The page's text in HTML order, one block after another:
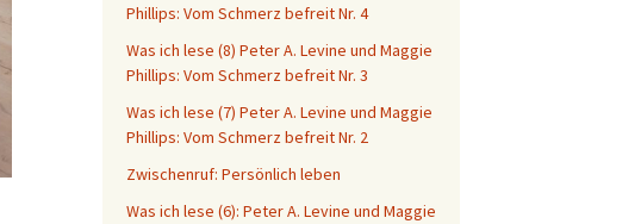
Phillips: Vom Schmerz befreit Nr. 4
Was ich lese (8) Peter A. Levine und Maggie
Phillips: Vom Schmerz befreit Nr. 3
Was ich lese (7) Peter A. Levine und Maggie
Phillips: Vom Schmerz befreit Nr. 2
Zwischenruf: Persönlich leben
Was ich lese (6): Peter A. Levine und Maggie